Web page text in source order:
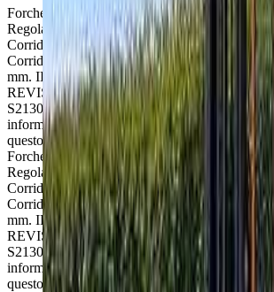
Forche: 935x150x50 mm, Piastra portaforche:
Regolazione forche: idraulica, Larghezza
Corridoio minimo di lavoro tra i carichi (in
Corridoio minimo di lavoro tra i carichi (in
mm. IL PREZZO SI INTENDE PER
REVISIONATO E CON BATTERIA
S2130 si trova nella provincia di Reggio
informazioni al rivenditore EURO
questo annuncio o per macchine simili.
Forche: 935x150x50 mm, Piastra portaforche:
Regolazione forche: idraulica, Larghezza
Corridoio minimo di lavoro tra i carichi (in
Corridoio minimo di lavoro tra i carichi (in
mm. IL PREZZO SI INTENDE PER
REVISIONATO E CON BATTERIA
S2130 si trova nella provincia di Reggio
informazioni al rivenditore EURO
questo annuncio o per macchine simili.